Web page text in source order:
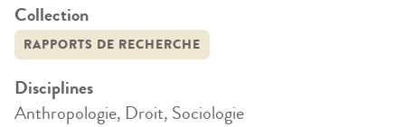
Collection
RAPPORTS DE RECHERCHE
Disciplines
Anthropologie, Droit, Sociologie